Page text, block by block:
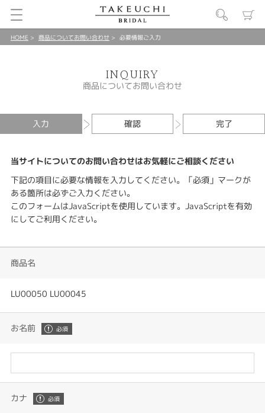
HOME 商品についてお問い合わせ 必要情報ご入力
INQUIRY
商品についてお問い合わせ
入力 確認 完了
当サイトについてのお問い合わせはお気軽にご相談ください
下記の項目に必要な情報を入力してください。「必須」マークが
ある箇所は必ずご入力ください。
このフォームはJavaScriptを使用しています。JavaScriptを有効
にしてご利用ください。
商品名
LU00050 LU00045
お名前
カナ